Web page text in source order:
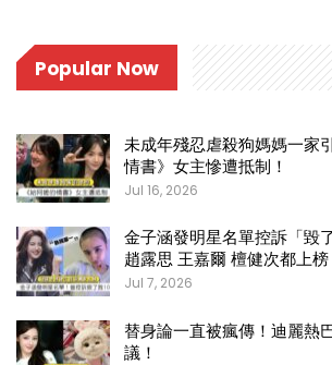
Popular Now
未成年殘忍虐殺狗媽媽一家
情書》女主慘遭抵制！
Jul 16, 2026
金子涵發明星名單控訴「毀
趙露思 王嘉爾 檀健次都上榜
Jul 7, 2026
替身論一直被瘋傳！迪麗熱
議！